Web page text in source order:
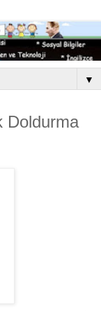
▼
Doldurma